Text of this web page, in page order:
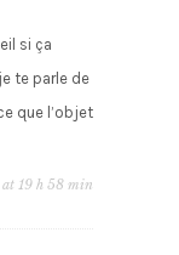
si ça
te parle de
que l’objet
19 h 58 min